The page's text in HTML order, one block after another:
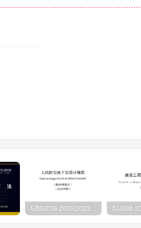
GB50038-2005(2023版)–人民防空地下室设计规范